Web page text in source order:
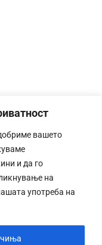
вашето
и да го
на
употреба на